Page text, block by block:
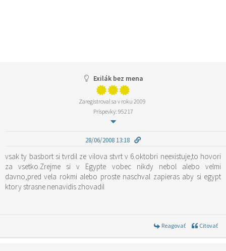
Exilák bez mena
Zaregistroval sa v roku 2009
Príspevky: 95217
28/06/2008 13:18
vsak ty basbort si tvrdil ze vilova stvrt v 6.oktobri neexistuje,to hovori
za vsetko.Zrejme si v Egypte vobec nikdy nebol alebo velmi
davno,pred vela rokmi alebo proste naschval zapieras aby si egypt
ktory strasne nenavidis zhovadil
Reagovať Citovať